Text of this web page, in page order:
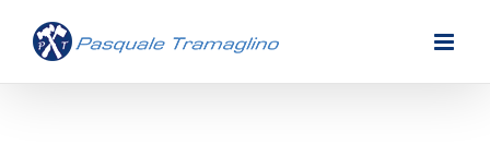
Inhalt
springen